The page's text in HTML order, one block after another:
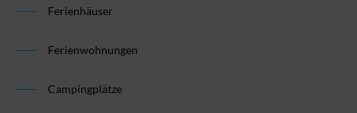
Ferienhäuser
Ferienwohnungen
Campingplätze